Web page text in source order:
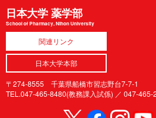
日本大学 薬学部
School of Pharmacy, Nihon University
関連リンク
日本大学本部
〒274-8555 千葉県船橋市習志野台7-7-1
TEL.047-465-8480(教務課入試係) ／ 047-465-